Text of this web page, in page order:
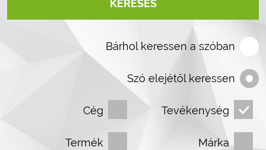
KERESÉS
Bárhol keressen a szóban
Szó elejétől keressen
Cég Tevékenység
Termék Márka